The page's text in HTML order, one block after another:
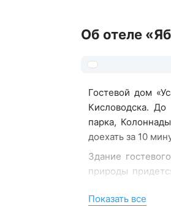
Об отеле
Гостевой дом
Кисловодска. До
парка,
доехать за 10
Здание
природы
кухне, и
Показать все